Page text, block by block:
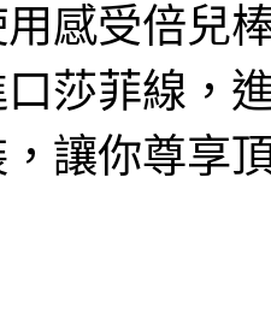
感受倍兒
莎菲線，
讓你尊享